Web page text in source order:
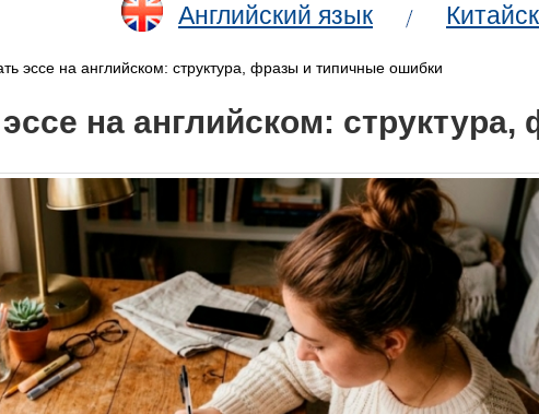
Английский язык
эссе на английском: структура, фразы и типичные ошибки
эссе на английском: